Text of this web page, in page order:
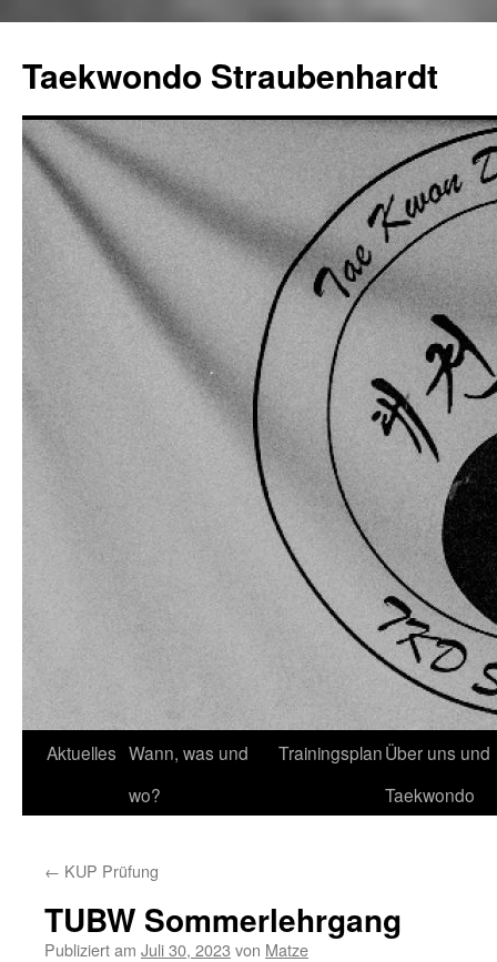
Taekwondo Straubenhardt
Springe
Aktuelles Wann, was und
wo?
TrainingsplanÜber uns und
Taekwondo
← KUP Prüfung
TUBW Sommerlehrgang
Publiziert am Juli 30, 2023 von Matze